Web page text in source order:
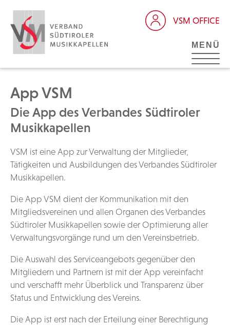
VSM OFFICE
MENÜ
App VSM
Die App des Verbandes Südtiroler
Musikkapellen
VSM ist eine App zur Verwaltung der Mitglieder,
Tätigkeiten und Ausbildungen des Verbandes Südtiroler
Musikkapellen.
Die App VSM dient der Kommunikation mit den
Mitgliedsvereinen und allen Organen des Verbandes
Südtiroler Musikkapellen sowie der Optimierung aller
Verwaltungsvorgänge rund um den Vereinsbetrieb.
Die Auswahl des Serviceangebots gegenüber den
Mitgliedern und Partnern ist mit der App vereinfacht
und verschafft mehr Überblick und Transparenz über
Status und Entwicklung des Vereins.
Die App ist erst nach der Erteilung einer Berechtigung